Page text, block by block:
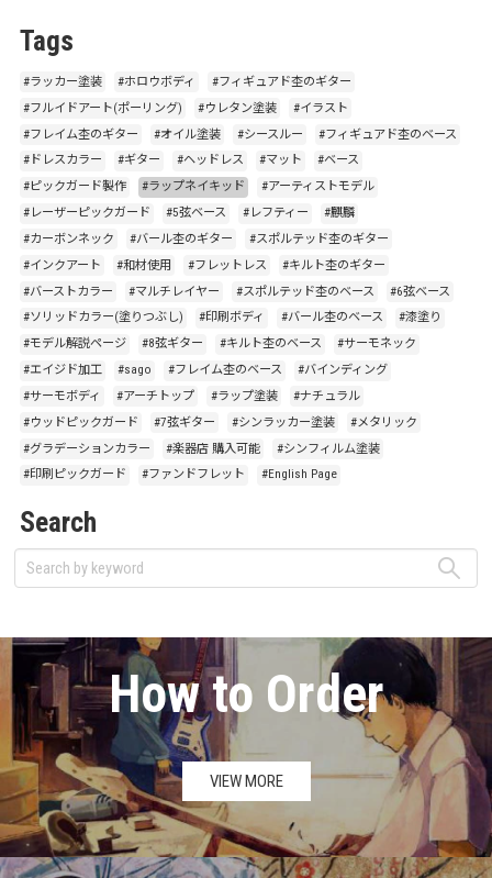
Tags
#ラッカー塗装 #ホロウボディ
#フィギュアド杢のギター
#フルイドアート(ポーリング)
#ウレタン塗装
#イラスト
#フレイム杢のギター
#オイル塗装 #シースルー
#フィギュアド杢のベース
#ドレスカラー
#ギター #ヘッドレス #マット
#ベース
#ピックガード製作
#ラップネイキッド
#アーティストモデル
#レーザーピックガード
#5弦ベース #レフティー
#麒麟
#カーボンネック
#バール杢のギター
#スポルテッド杢のギター
#インクアート
#和材使用 #フレットレス
#キルト杢のギター
#バーストカラー
#マルチレイヤー #スポルテッド杢のベース
#6弦ベース
#ソリッドカラー(塗りつぶし)
#印刷ボディ #バール杢のベース
#漆塗り
#モデル解説ページ
#8弦ギター #キルト杢のベース
#サーモネック
#エイジド加工
#sago #フレイム杢のベース
#バインディング
#サーモボディ
#アーチトップ #ラップ塗装
#ナチュラル
#ウッドピックガード
#7弦ギター #シンラッカー塗装
#メタリック
#グラデーションカラー
#楽器店 購入可能
#シンフィルム塗装
#印刷ピックガード
#ファンドフレット #English Page
Search
How to Order
VIEW MORE